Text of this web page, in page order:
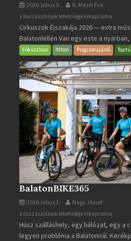
2026. július 9. B. Mezei Éva
Cirkuszok
Éjszakája
2026
bejegyzéshez
a hozzászólások lehetősége kikapcsolva
Cirkuszok Éjszakája 2026 — extra
Balatonlellén Van egy este a nyárban,
Fókuszban Itthon Programajánló
BalatonBIKE365
2026. július 1. Nagy József
BalatonBIKE365
bejegyzéshez
a hozzászólások lehetősége kikapcsolva
Húsz szálláshely, egy hálózat, egy a
legyen probléma a Balatonnál.